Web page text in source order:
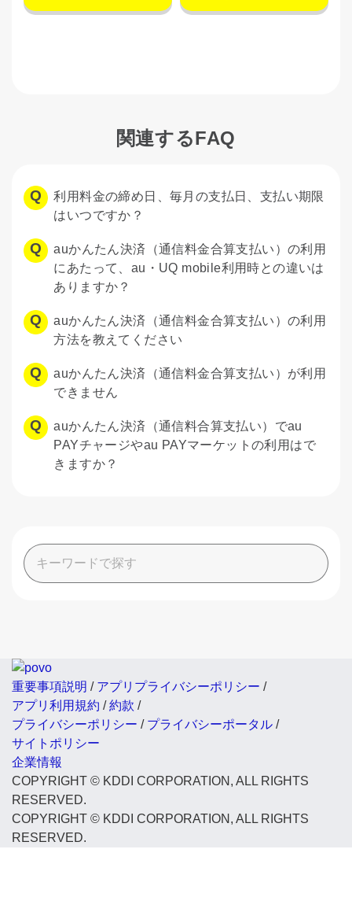
関連するFAQ
利用料金の締め日、毎月の支払日、支払い期限
はいつですか？
auかんたん決済（通信料金合算支払い）の利用
にあたって、au・UQ mobile利用時との違いは
ありますか？
auかんたん決済（通信料金合算支払い）の利用
方法を教えてください
auかんたん決済（通信料金合算支払い）が利用
できません
auかんたん決済（通信料合算支払い）でau
PAYチャージやau PAYマーケットの利用はで
きますか？
重要事項説明 / アプリプライバシーポリシー /
アプリ利用規約 /約款 /
プライバシーポリシー / プライバシーポータル /
サイトポリシー
企業情報
COPYRIGHT © KDDI CORPORATION, ALL RIGHTS
RESERVED.
COPYRIGHT © KDDI CORPORATION, ALL RIGHTS
RESERVED.